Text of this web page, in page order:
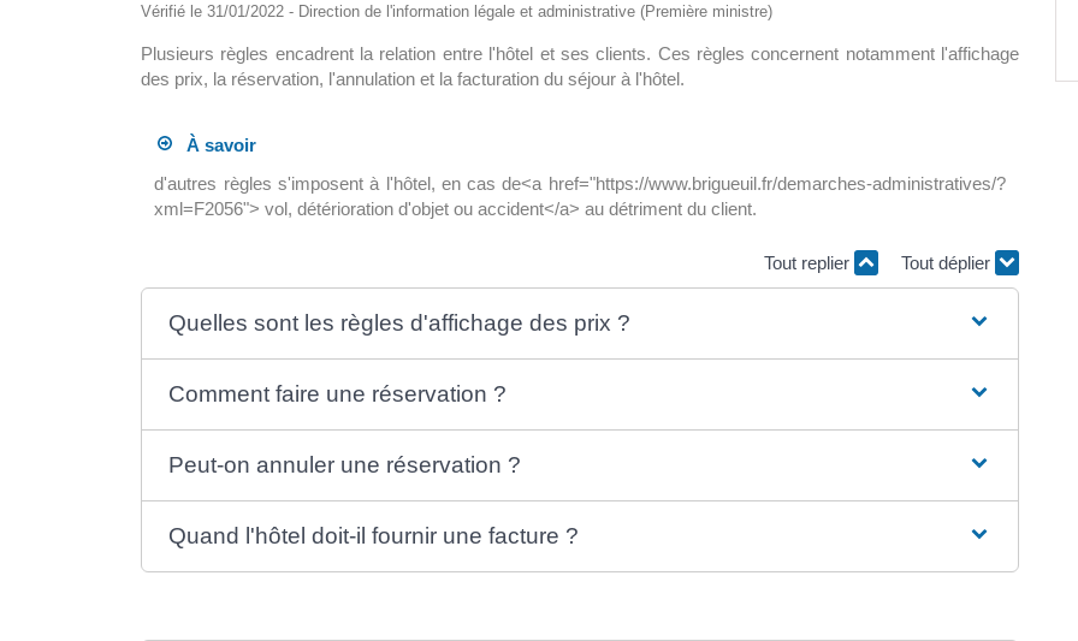
Vérifié le 31/01/2022 - Direction de l'information légale et administrative (Première ministre)
Plusieurs règles encadrent la relation entre l'hôtel et ses clients. Ces règles concernent notamment l'affichage
des prix, la réservation, l'annulation et la facturation du séjour à l'hôtel.
À savoir
d'autres règles s'imposent à l'hôtel, en cas de<a href="https://www.brigueuil.fr/demarches-administratives/?
xml=F2056"> vol, détérioration d'objet ou accident</a> au détriment du client.
Tout replier Tout déplier
Quelles sont les règles d'affichage des prix ?
Comment faire une réservation ?
Peut-on annuler une réservation ?
Quand l'hôtel doit-il fournir une facture ?
le déploiement? A ce
sol, abritera un hall d’accueil avec […]